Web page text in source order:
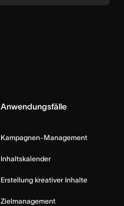
Anwendungsfälle
Kampagnen-Management
Inhaltskalender
Erstellung kreativer Inhalte
Zielmanagement